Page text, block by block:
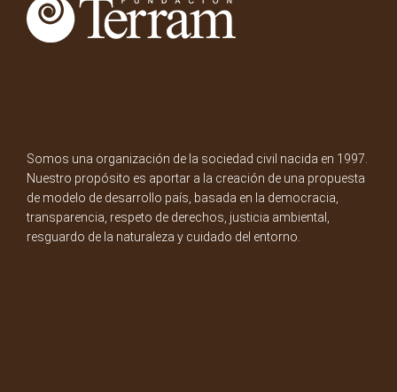
Somos una organización de la sociedad civil nacida en 1997.
Nuestro propósito es aportar a la creación de una propuesta
de modelo de desarrollo país, basada en la democracia,
transparencia, respeto de derechos, justicia ambiental,
resguardo de la naturaleza y cuidado del entorno.